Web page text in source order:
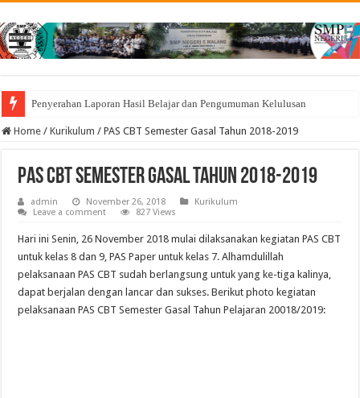
Penyerahan Laporan Hasil Belajar dan Pengumuman Kelulusan
Home / Kurikulum / PAS CBT Semester Gasal Tahun 2018-2019
PAS CBT Semester Gasal Tahun 2018-2019
admin November 26, 2018
Kurikulum
Leave a comment
827 Views
Hari ini Senin, 26 November 2018 mulai dilaksanakan kegiatan PAS CBT
untuk kelas 8 dan 9, PAS Paper untuk kelas 7. Alhamdulillah
pelaksanaan PAS CBT sudah berlangsung untuk yang ke-tiga kalinya,
dapat berjalan dengan lancar dan sukses. Berikut photo kegiatan
pelaksanaan PAS CBT Semester Gasal Tahun Pelajaran 20018/2019: